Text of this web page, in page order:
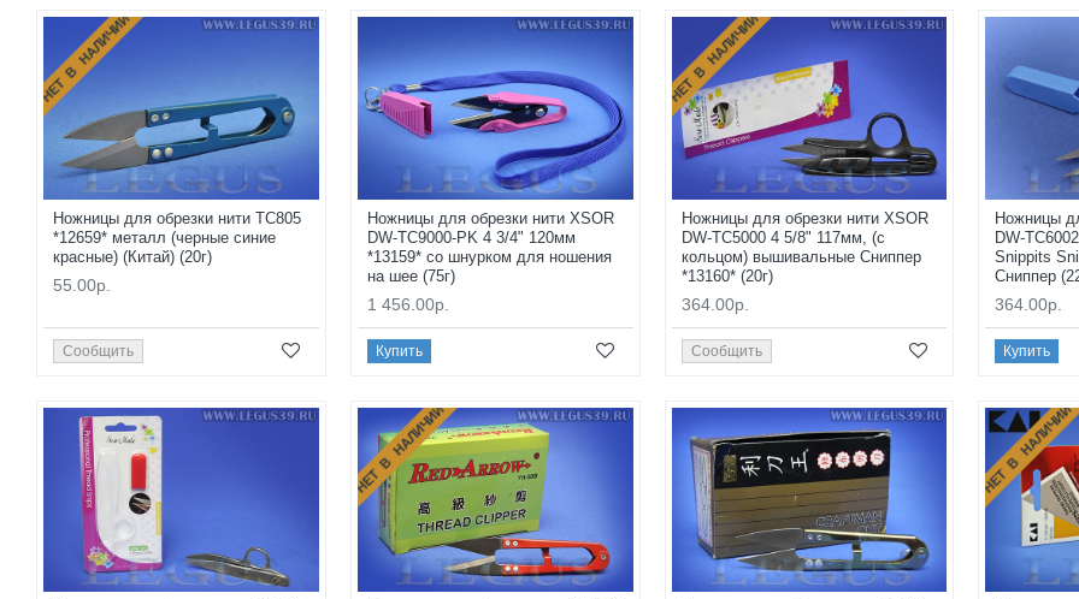
НЕТ В НАЛИЧИИ
Ножницы для обрезки нити TC805
*12659* металл (черные синие
красные) (Китай) (20г)
55.00р.
Сообщить
Ножницы для обрезки нити XSOR
DW-TC9000-PK 4 3/4" 120мм
*13159* со шнурком для ношения
на шее (75г)
1 456.00р.
Купить
НЕТ В НАЛИЧИИ
Ножницы для обрезки нити XSOR
DW-TC5000 4 5/8" 117мм, (с
кольцом) вышивальные Сниппер
*13160* (20г)
364.00р.
Сообщить
Ножницы
DW-
Snippits
Сниппер
364.00р.
Купить
НЕТ В НАЛИЧИИ НЕТ В НАЛИЧИИ